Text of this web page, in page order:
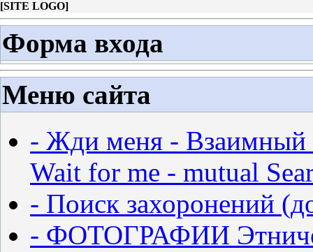
[SITE LOGO]
Форма входа
Меню сайта
- Жди меня - Взаимный
Wait for me - mutual
- Поиск захоронений
- ФОТОГРАФИИ